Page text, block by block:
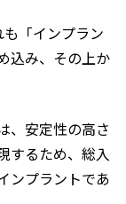
「インプラン
込み、その上か
、安定性の高さ
するため、総入
ンプラントであ